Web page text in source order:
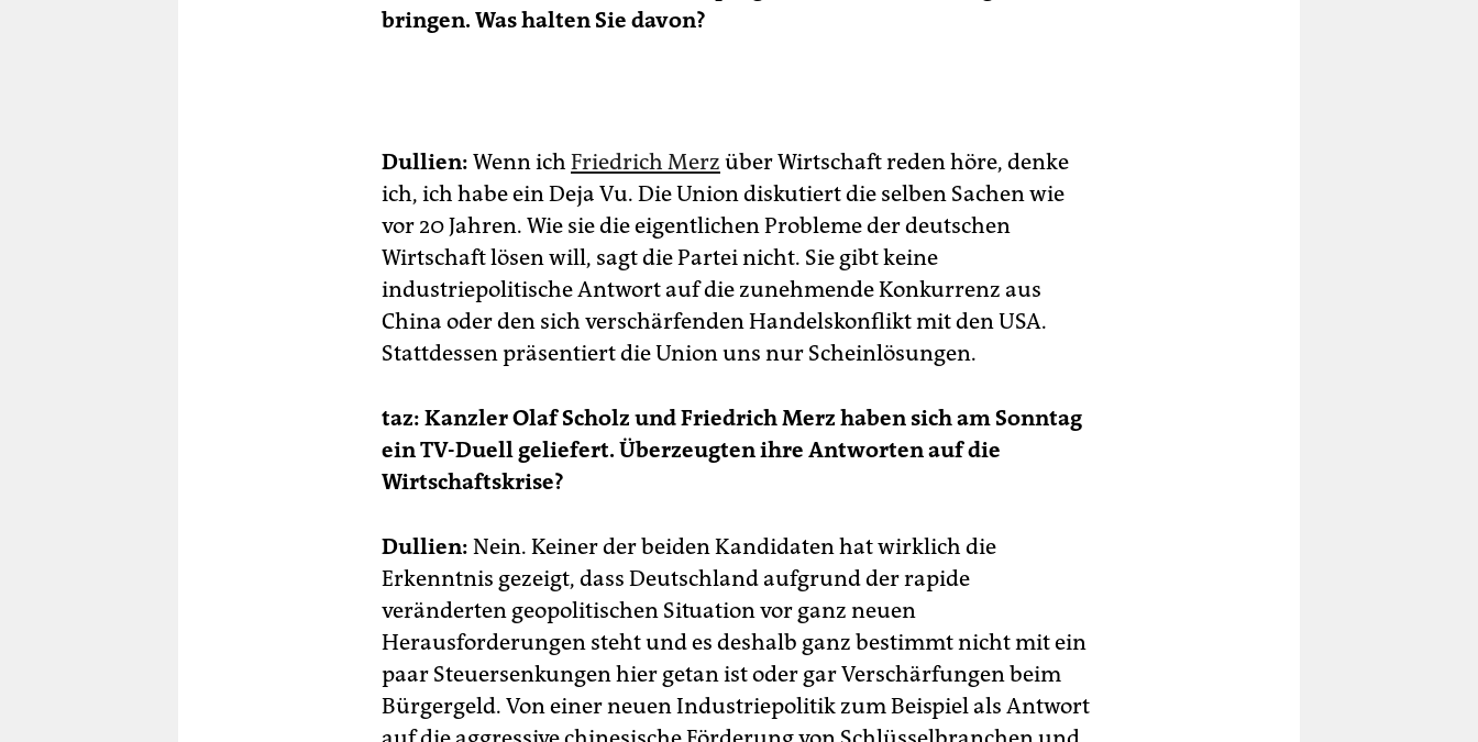
bringen. Was halten Sie davon?
Dullien: Wenn ich Friedrich Merz über Wirtschaft reden höre, denke
ich, ich habe ein Deja Vu. Die Union diskutiert die selben Sachen wie
vor 20 Jahren. Wie sie die eigentlichen Probleme der deutschen
Wirtschaft lösen will, sagt die Partei nicht. Sie gibt keine
industriepolitische Antwort auf die zunehmende Konkurrenz aus
China oder den sich verschärfenden Handelskonflikt mit den USA.
Stattdessen präsentiert die Union uns nur Scheinlösungen.
taz: Kanzler Olaf Scholz und Friedrich Merz haben sich am Sonntag
ein TV-Duell geliefert. Überzeugten ihre Antworten auf die
Wirtschaftskrise?
Dullien: Nein. Keiner der beiden Kandidaten hat wirklich die
Erkenntnis gezeigt, dass Deutschland aufgrund der rapide
veränderten geopolitischen Situation vor ganz neuen
Herausforderungen steht und es deshalb ganz bestimmt nicht mit ein
paar Steuersenkungen hier getan ist oder gar Verschärfungen beim
Bürgergeld. Von einer neuen Industriepolitik zum Beispiel als Antwort